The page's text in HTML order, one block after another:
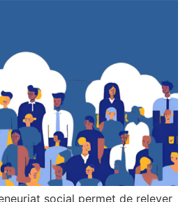
social permet de relever